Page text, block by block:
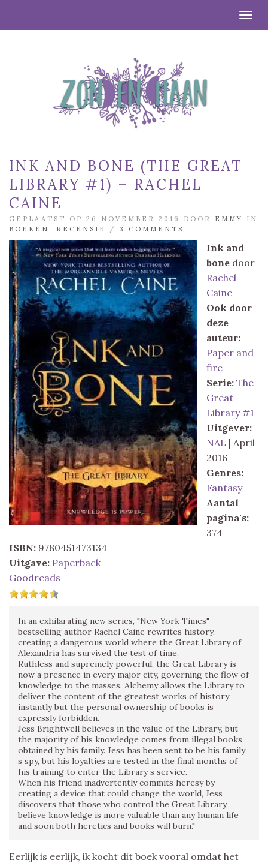
INK AND BONE (THE GREAT
LIBRARY #1) – RACHEL
CAINE
GEPLAATST OP 26 NOVEMBER 2016 DOOR EMMY
IN
BOEKEN
RECENSIE / 3 COMMENTS
Ink and
bone door
Rachel
Caine
Ook door
deze
auteur:
Paper and
fire
Serie: The
Great
Library #1
Uitgever:
NAL | April
2016
Genres:
Fantasy
Aantal
pagina's:
374
ISBN: 9780451473134
Uitgave: Paperback
Goodreads
In an exhilarating new series, "New York Times"
bestselling author Rachel Caine rewrites history,
creating a dangerous world where the Great Library of
Alexandria has survived the test of time.
Ruthless and supremely powerful, the Great Library is
now a presence in every major city, governing the flow of
knowledge to the masses. Alchemy allows the Library to
deliver the content of the greatest works of history
instantly but the personal ownership of books is
expressly forbidden.
Jess Brightwell believes in the value of the Library, but
the majority of his knowledge comes from illegal books
obtained by his family. Jess has been sent to be his family
s spy, but his loyalties are tested in the final months of
his training to enter the Library s service.
When his friend inadvertently commits heresy by
creating a device that could change the world, Jess
discovers that those who control the Great Library
believe knowledge is more valuable than any human life
and soon both heretics and books will burn."
Eerlijk is eerlijk, ik kocht dit boek vooral omdat het